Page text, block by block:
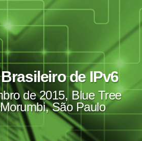
de IPv6
de 2015, Blue Tree
São Paulo